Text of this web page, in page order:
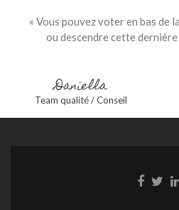
« Vous pouvez voter en bas de
ou descendre cette
Daniella
Team qualité / Conseil